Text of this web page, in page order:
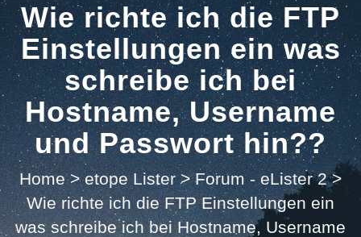
Login
Wie richte ich die FTP
Einstellungen ein was
schreibe ich bei
Hostname, Username
und Passwort hin??
Home > etope Lister > Forum - eLister 2 >
Wie richte ich die FTP Einstellungen ein
was schreibe ich bei Hostname, Username